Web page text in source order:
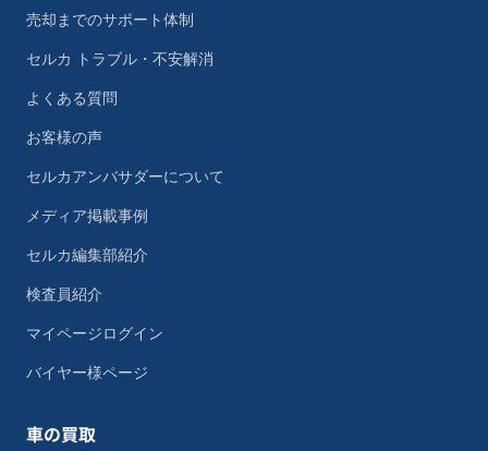
売却までのサポート体制
セルカ トラブル・不安解消
よくある質問
お客様の声
セルカアンバサダーについて
メディア掲載事例
セルカ編集部紹介
検査員紹介
マイページログイン
バイヤー様ページ
車の買取